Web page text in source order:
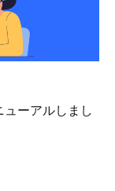
ーアルしまし